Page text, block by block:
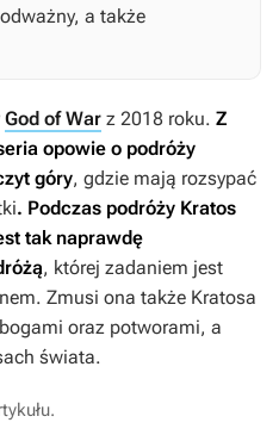
a także
God of War z 2018 roku. Z
opowie o podróży
góry, gdzie mają rozsypać
. Podczas podróży Kratos
tak naprawdę
, której zadaniem jest
Zmusi ona także Kratosa
oraz potworami, a
świata.